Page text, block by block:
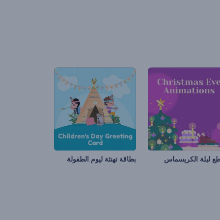
ليلة الكريسماس بطاقة تهنئة ليوم الطفولة